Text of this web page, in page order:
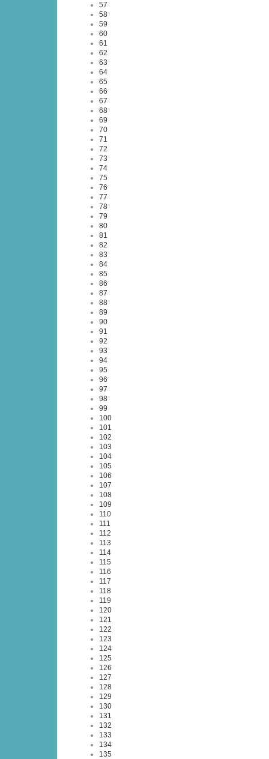
57
58
59
60
61
62
63
64
65
66
67
68
69
70
71
72
73
74
75
76
77
78
79
80
81
82
83
84
85
86
87
88
89
90
91
92
93
94
95
96
97
98
99
100
101
102
103
104
105
106
107
108
109
110
111
112
113
114
115
116
117
118
119
120
121
122
123
124
125
126
127
128
129
130
131
132
133
134
135